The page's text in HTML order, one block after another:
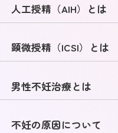
人工授精（AIH）とは
顕微授精（ICSI）とは
男性不妊治療とは
不妊の原因について